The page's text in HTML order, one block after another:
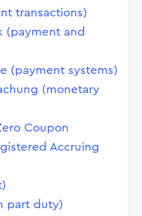
transactions)
(payment and
(payment systems)
(monetary
Coupon
Accruing
part duty)